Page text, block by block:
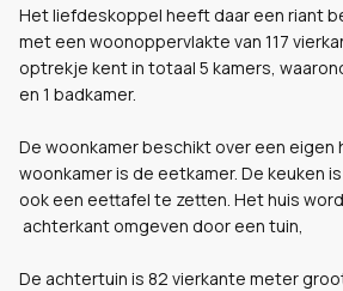
Het liefdeskoppel heeft daar een riant
met een woonoppervlakte van 117
optrekje kent in totaal 5 kamers,
en 1 badkamer.
De woonkamer beschikt over een eigen
woonkamer is de eetkamer. De keuken
ook een eettafel te zetten. Het huis
achterkant omgeven door een tuin,
De achtertuin is 82 vierkante meter